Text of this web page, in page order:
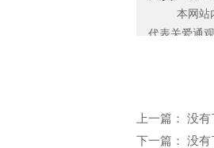
本网站内
代表关爱通
性，也不保
邮箱：
上一篇： 没有
下一篇： 没有